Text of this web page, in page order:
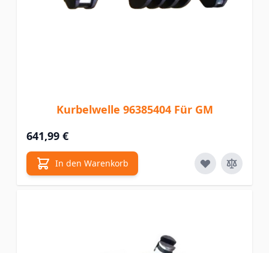
Kurbelwelle 96385404 Für GM
641,99 €
In den Warenkorb